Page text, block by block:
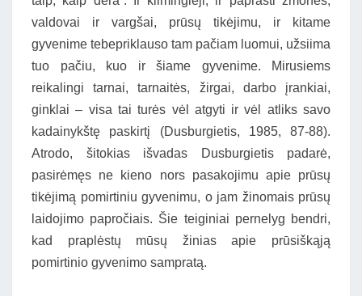
valdovai ir vargšai, prūsų tikėjimu, ir kitame
gyvenime tebepriklauso tam pačiam luomui, užsiima
tuo pačiu, kuo ir šiame gyvenime. Mirusiems
reikalingi tarnai, tarnaitės, žirgai, darbo įrankiai,
ginklai – visa tai turės vėl atgyti ir vėl atliks savo
kadainykštę paskirtį (Dusburgietis, 1985, 87-88).
Atrodo, šitokias išvadas Dusburgietis padarė,
pasirėmęs ne kieno nors pasakojimu apie prūsų
tikėjimą pomirtiniu gyvenimu, o jam žinomais prūsų
laidojimo papročiais. Šie teiginiai pernelyg bendri,
kad praplėstų mūsų žinias apie prūsiškąją
pomirtinio gyvenimo sampratą.